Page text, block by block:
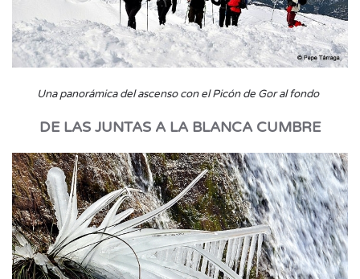
Una panorámica del ascenso con el Picón de Gor al fondo
DE LAS JUNTAS A LA BLANCA CUMBRE